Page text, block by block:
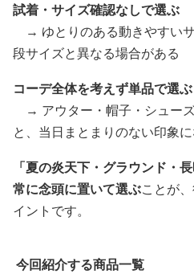
試着・サイズ確認なしで選ぶ
→ ゆとりのある動きやすい
段サイズと異なる場合がある
コーデ全体を考えず単品で選ぶ
→ アウター・帽子・シュー
と、当日まとまりのない印象
「夏の炎天下・グラウンド・
常に念頭に置いて選ぶことが
イントです。
今回紹介する商品一覧